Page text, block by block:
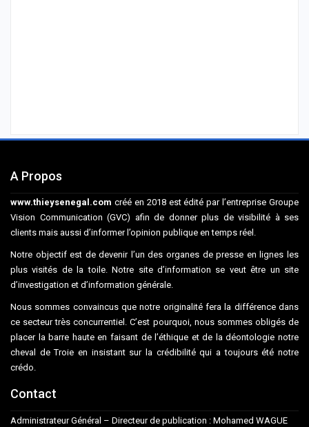
A Propos
www.thieysenegal.com créé en 2018 est édité par l’entreprise Groupe
Vision Communication (GVC) afin de donner plus de visibilité à ses
clients mais aussi d’informer l’opinion publique en temps réel.
Notre objectif est de devenir l’un des organes de presse en lignes les
plus visités de la toile. Notre site d’information se veut être un site
d’investigation et d’information générale.
Nous sommes convaincus que notre originalité fera la différence dans
ce secteur très concurrentiel. C’est pourquoi, nous sommes obligés de
placer la barre haute en faisant de l’éthique et de la déontologie notre
cheval de Troie en insistant sur la crédibilité qui a toujours été notre
crédo.
Contact
Administrateur Général – Directeur de publication : Mohamed WAGUE